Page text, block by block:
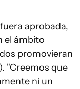
aprobada,
el ámbito
promovieran
"Creemos que
ni un